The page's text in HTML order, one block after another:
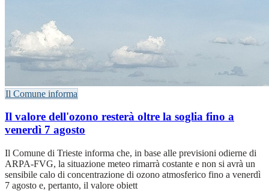
Il Comune informa
Il valore dell'ozono resterà oltre la soglia fino a
venerdì 7 agosto
Il Comune di Trieste informa che, in base alle previsioni odierne di
ARPA-FVG, la situazione meteo rimarrà costante e non si avrà un
sensibile calo di concentrazione di ozono atmosferico fino a venerdì
7 agosto e, pertanto, il valore obiett